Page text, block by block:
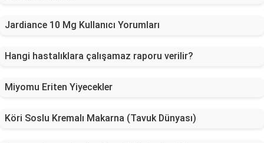
Jardiance 10 Mg Kullanıcı Yorumları
Hangi hastalıklara çalışamaz raporu verilir?
Miyomu Eriten Yiyecekler
Köri Soslu Kremalı Makarna (Tavuk Dünyası)